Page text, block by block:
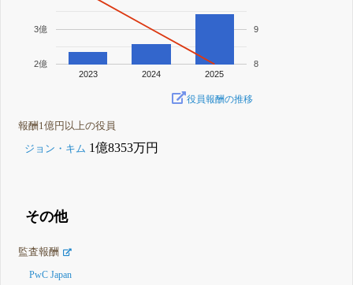
2023 2024 2025
2億
3億
8
9
役員報酬の推移
報酬1億円以上の役員
ジョン・キム 1億8353万円
その他
監査報酬
PwC Japan